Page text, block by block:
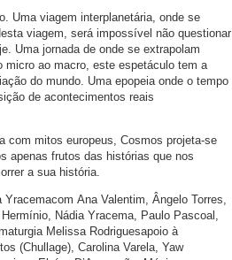
Uma viagem interplanetária, onde se
viagem, será impossível não questionar
Uma jornada de onde se extrapolam
ao macro, este espetáculo tem a
do mundo. Uma epopeia onde o tempo
de acontecimentos reais
com mitos europeus, Cosmos projeta-se
apenas frutos das histórias que nos
a sua história.
Ana Valentim, Ângelo Torres,
Nádia Yracema, Paulo Pascoal,
Melissa Rodriguesapoio à
(Chullage), Carolina Varela, Yaw